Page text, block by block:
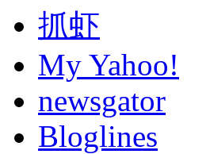
抓虾
My Yahoo!
newsgator
Bloglines